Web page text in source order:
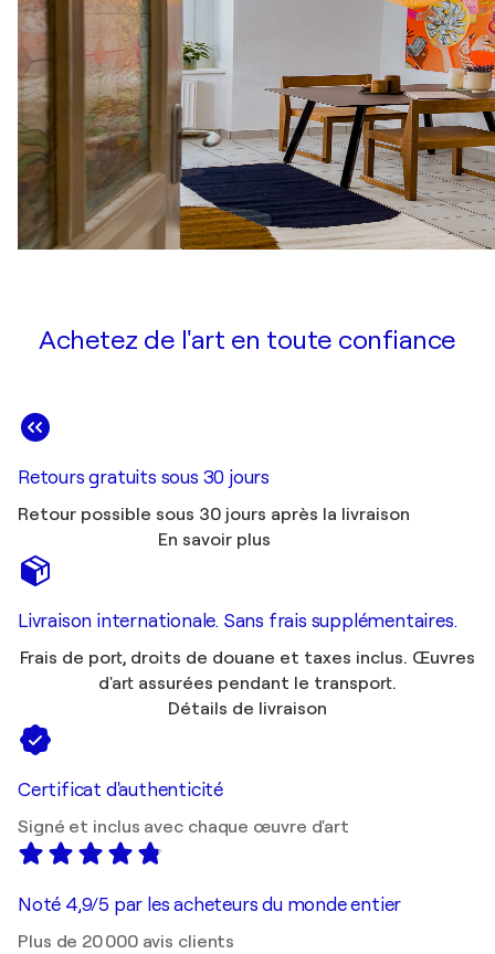
Achetez de l'art en toute confiance
Retours gratuits sous 30 jours
Retour possible sous 30 jours après la livraison
En savoir plus
Livraison internationale. Sans frais supplémentaires.
Frais de port, droits de douane et taxes inclus. Œuvres
d'art assurées pendant le transport.
Détails de livraison
Certificat d'authenticité
Signé et inclus avec chaque œuvre d'art
Noté 4,9/5 par les acheteurs du monde entier
Plus de 20 000 avis clients